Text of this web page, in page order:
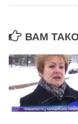
ВАМ